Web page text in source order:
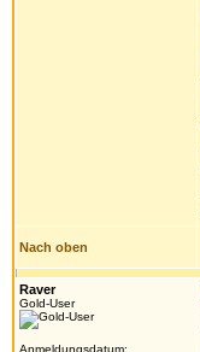
Nach oben
Raver
Gold-User
Anmeldungsdatum: